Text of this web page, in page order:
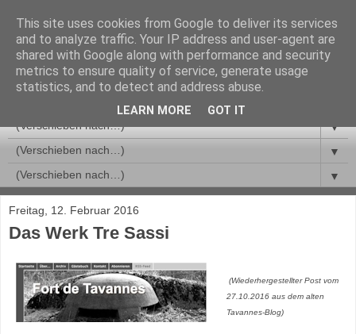
▼
▼
▼
Freitag, 12. Februar 2016
Das Werk Tre Sassi
(Wiederhergestellter Post vom
27.10.2016 aus dem alten
Tavannes-Blog)
This site uses cookies from Google to deliver its services
and to analyze traffic. Your IP address and user-agent are
shared with Google along with performance and security
metrics to ensure quality of service, generate usage
statistics, and to detect and address abuse.
LEARN MORE GOT IT